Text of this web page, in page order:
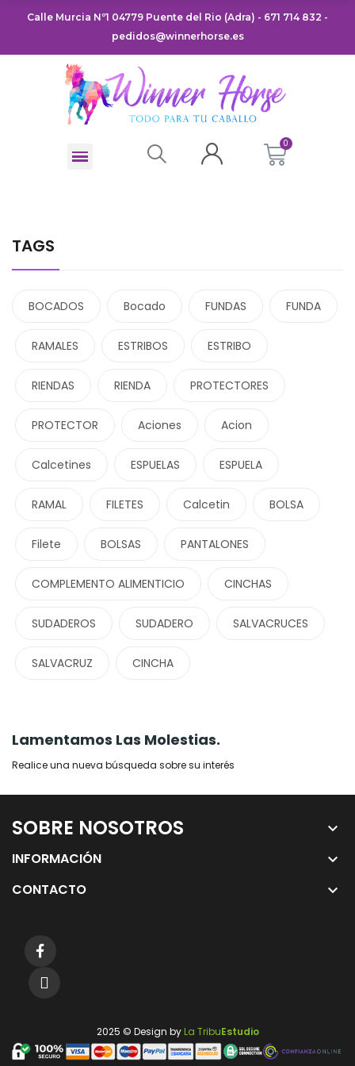
Calle Murcia Nº1 04779 Puente del Rio (Adra) - 671 714 832 -
pedidos@winnerhorse.es
TAGS
BOCADOS Bocado FUNDAS FUNDA
RAMALES ESTRIBOS ESTRIBO
RIENDAS RIENDA PROTECTORES
PROTECTOR Aciones Acion
Calcetines ESPUELAS ESPUELA
RAMAL FILETES Calcetin BOLSA
Filete BOLSAS PANTALONES
COMPLEMENTO ALIMENTICIO CINCHAS
SUDADEROS SUDADERO SALVACRUCES
SALVACRUZ CINCHA
Lamentamos Las Molestias.
Realice una nueva búsqueda sobre su interés
SOBRE NOSOTROS keyboard_arrow_down
INFORMACIÓN keyboard_arrow_down
CONTACTO keyboard_arrow_down
2025 © Design by La TribuEstudio